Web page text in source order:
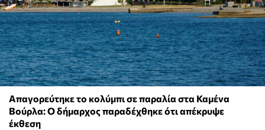
Απαγορεύτηκε το κολύμπι σε παραλία στα Καμένα
Βούρλα: Ο δήμαρχος παραδέχθηκε ότι απέκρυψε
έκθεση